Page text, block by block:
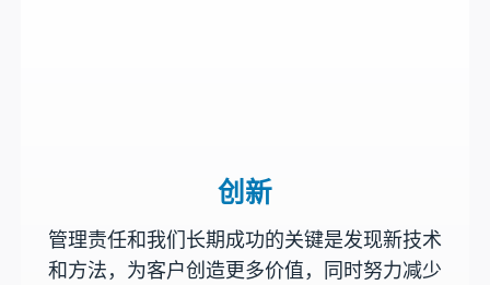
创新
管理责任和我们长期成功的关键是发现新技术
和方法，为客户创造更多价值，同时努力减少